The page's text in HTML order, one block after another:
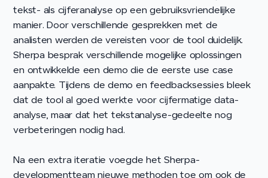
tekst- als cijferanalyse op een gebruiksvriendelijke
manier. Door verschillende gesprekken met de
analisten werden de vereisten voor de tool duidelijk.
Sherpa besprak verschillende mogelijke oplossingen
en ontwikkelde een demo die de eerste use case
aanpakte. Tijdens de demo en feedbacksessies bleek
dat de tool al goed werkte voor cijfermatige data-
analyse, maar dat het tekstanalyse-gedeelte nog
verbeteringen nodig had.
Na een extra iteratie voegde het Sherpa-
developmentteam nieuwe methoden toe om ook de